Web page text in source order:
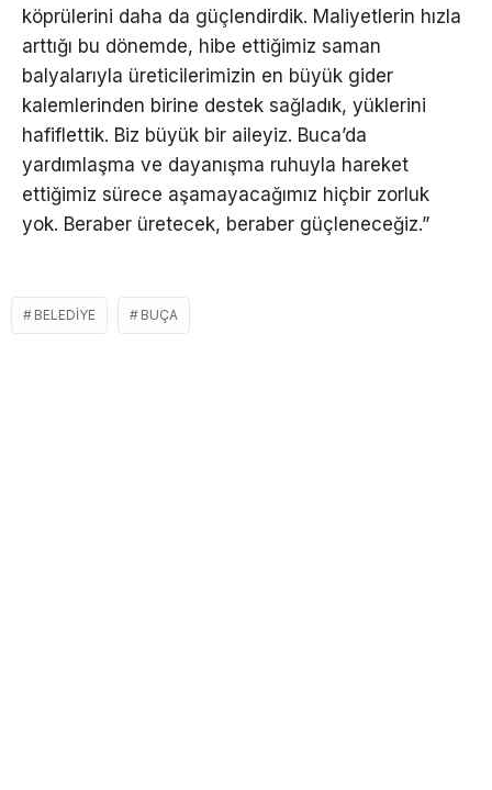
köprülerini daha da güçlendirdik. Maliyetlerin hızla
arttığı bu dönemde, hibe ettiğimiz saman
balyalarıyla üreticilerimizin en büyük gider
kalemlerinden birine destek sağladık, yüklerini
hafiflettik. Biz büyük bir aileyiz. Buca’da
yardımlaşma ve dayanışma ruhuyla hareket
ettiğimiz sürece aşamayacağımız hiçbir zorluk
yok. Beraber üretecek, beraber güçleneceğiz.”
BELEDIYE BUÇA